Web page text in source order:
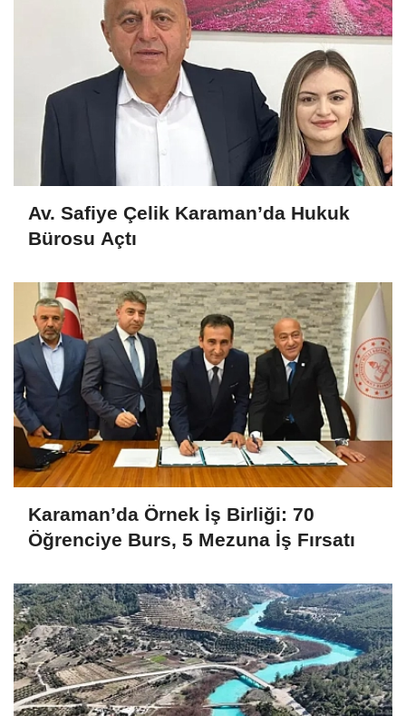
Av. Safiye Çelik Karaman’da Hukuk
Bürosu Açtı
Karaman’da Örnek İş Birliği: 70
Öğrenciye Burs, 5 Mezuna İş Fırsatı